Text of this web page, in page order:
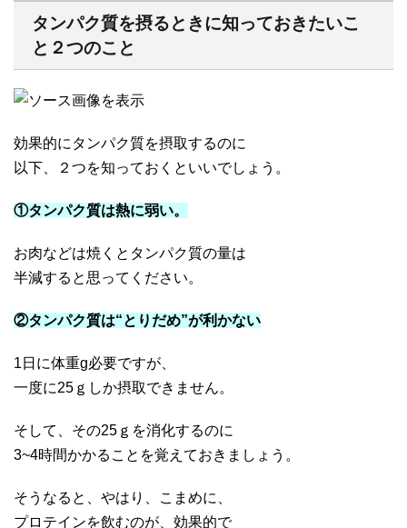
タンパク質を摂るときに知っておきたいこ
と２つのこと
効果的にタンパク質を摂取するのに
以下、２つを知っておくといいでしょう。
①タンパク質は熱に弱い。
お肉などは焼くとタンパク質の量は
半減すると思ってください。
②タンパク質は“とりだめ”が利かない
1日に体重g必要ですが、
一度に25ｇしか摂取できません。
そして、その25ｇを消化するのに
3~4時間かかることを覚えておきましょう。
そうなると、やはり、こまめに、
プロテインを飲むのが、効果的で